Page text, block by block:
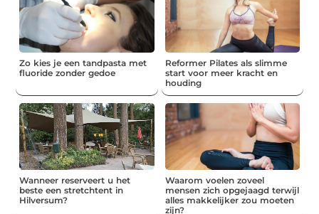
Zo kies je een tandpasta met
fluoride zonder gedoe
Reformer Pilates als slimme
start voor meer kracht en
houding
Wanneer reserveert u het
beste een stretchtent in
Hilversum?
Waarom voelen zoveel
mensen zich opgejaagd terwijl
alles makkelijker zou moeten
zijn?